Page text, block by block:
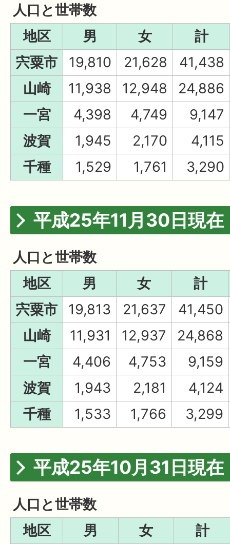
人口と世帯数
地区
男 女
計
宍粟市
19,810 21,628
41,438
山崎
11,938 12,948
24,886
一宮
4,398 4,749
9,147
波賀
1,945 2,170
4,115
千種
1,529 1,761 3,290
平成25年11月30日現在
人口と世帯数
地区
男 女
計
宍粟市
19,813 21,637
41,450
山崎
11,931 12,937
24,868
一宮
4,406 4,753
9,159
波賀
1,943 2,181
4,124
千種
1,533 1,766 3,299
平成25年10月31日現在
人口と世帯数
地区
男 女 計